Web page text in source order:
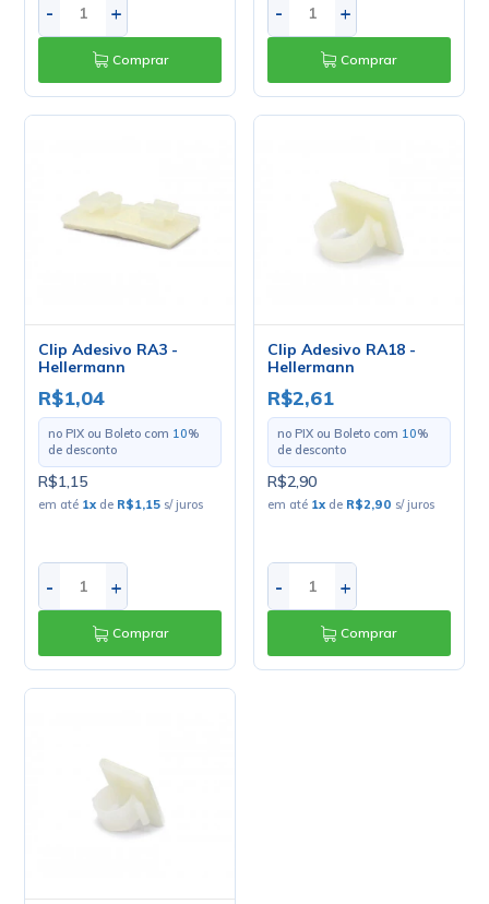
- +
Comprar
- +
Comprar
Clip Adesivo RA3 -
Hellermann
R$1,04
no PIX ou Boleto com 10%
de desconto
R$1,15
em até 1x de R$1,15 s/ juros
- +
Comprar
Clip Adesivo RA18 -
Hellermann
R$2,61
no PIX ou Boleto com 10%
de desconto
R$2,90
em até 1x de R$2,90 s/ juros
- +
Comprar